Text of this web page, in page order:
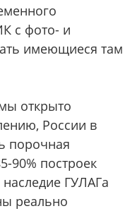
с фото- и
имеющиеся там
открыто
России в
порочная
90% построек
ГУЛАГа
реально